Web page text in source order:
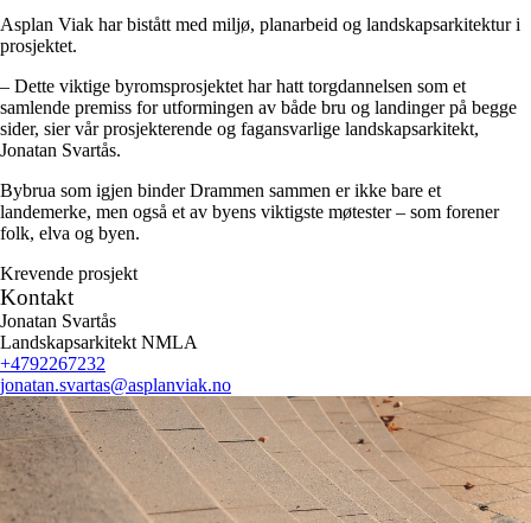
Asplan Viak har bistått med miljø, planarbeid og landskapsarkitektur i
prosjektet.
– Dette viktige byromsprosjektet har hatt torgdannelsen som et
samlende premiss for utformingen av både bru og landinger på begge
sider, sier vår prosjekterende og fagansvarlige landskapsarkitekt,
Jonatan Svartås.
Bybrua som igjen binder Drammen sammen er ikke bare et
landemerke, men også et av byens viktigste møtester – som forener
folk, elva og byen.
Krevende prosjekt
Kontakt
Jonatan Svartås
Landskapsarkitekt NMLA
+4792267232
jonatan.svartas@asplanviak.no